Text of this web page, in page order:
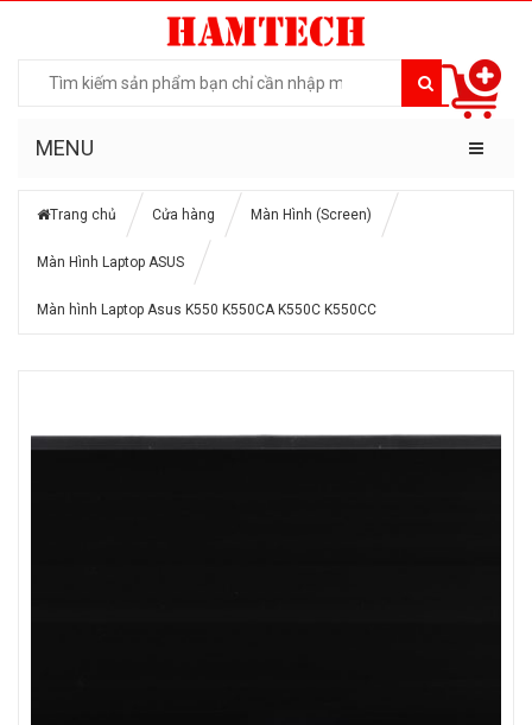
MENU
Trang chủ Cửa hàng Màn Hình (Screen)
Màn Hình Laptop ASUS
Màn hình Laptop Asus K550 K550CA K550C K550CC